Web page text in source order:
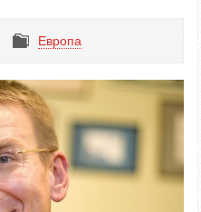
Европа